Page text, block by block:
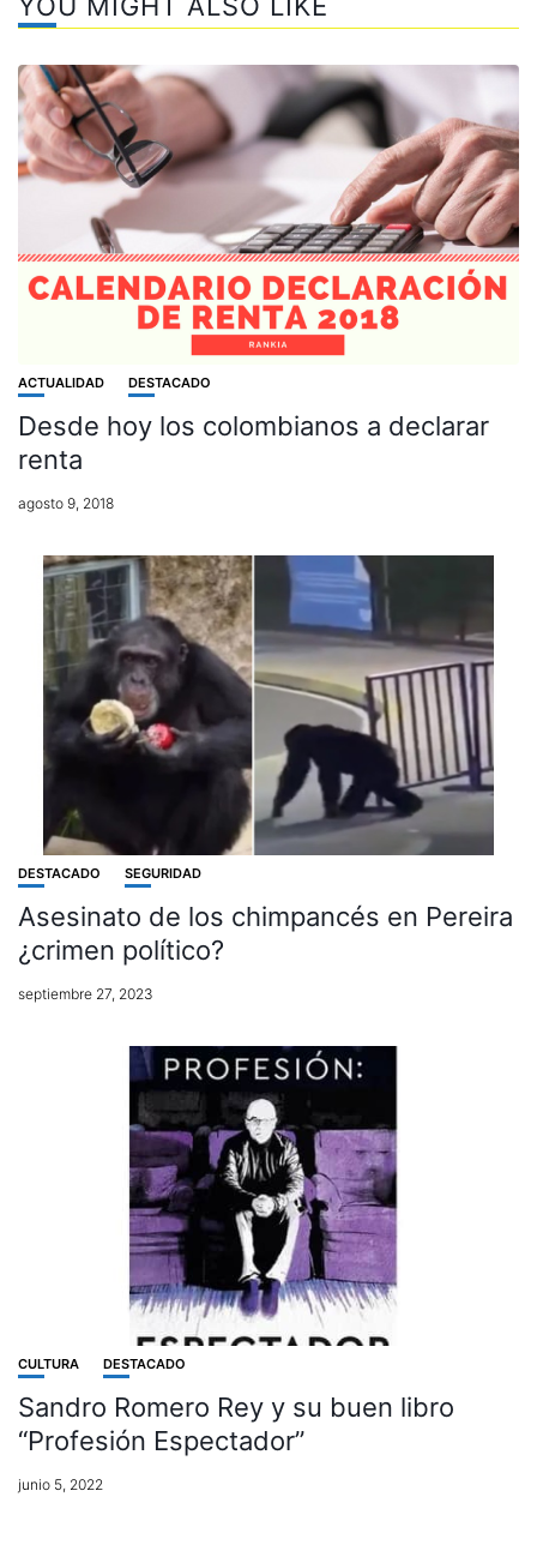
YOU MIGHT ALSO LIKE
ACTUALIDAD DESTACADO
Desde hoy los colombianos a declarar
renta
agosto 9, 2018
DESTACADO SEGURIDAD
Asesinato de los chimpancés en Pereira
¿crimen político?
septiembre 27, 2023
CULTURA DESTACADO
Sandro Romero Rey y su buen libro
“Profesión Espectador”
junio 5, 2022